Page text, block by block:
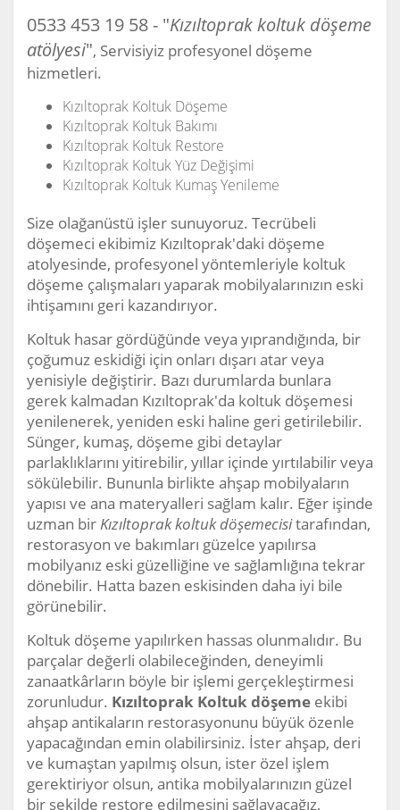
0533 453 19 58 - "Kızıltoprak koltuk döşeme
atölyesi", Servisiyiz profesyonel döşeme
hizmetleri.
Kızıltoprak Koltuk Döşeme
Kızıltoprak Koltuk Bakımı
Kızıltoprak Koltuk Restore
Kızıltoprak Koltuk Yüz Değişimi
Kızıltoprak Koltuk Kumaş Yenileme
Size olağanüstü işler sunuyoruz. Tecrübeli
döşemeci ekibimiz Kızıltoprak'daki döşeme
atolyesinde, profesyonel yöntemleriyle koltuk
döşeme çalışmaları yaparak mobilyalarınızın eski
ihtişamını geri kazandırıyor.
Koltuk hasar gördüğünde veya yıprandığında, bir
çoğumuz eskidiği için onları dışarı atar veya
yenisiyle değiştirir. Bazı durumlarda bunlara
gerek kalmadan Kızıltoprak'da koltuk döşemesi
yenilenerek, yeniden eski haline geri getirilebilir.
Sünger, kumaş, döşeme gibi detaylar
parlaklıklarını yitirebilir, yıllar içinde yırtılabilir veya
sökülebilir. Bununla birlikte ahşap mobilyaların
yapısı ve ana materyalleri sağlam kalır. Eğer işinde
uzman birKızıltoprak koltuk döşemecisitarafından,
restorasyon ve bakımları güzelce yapılırsa
mobilyanız eski güzelliğine ve sağlamlığına tekrar
dönebilir. Hatta bazen eskisinden daha iyi bile
görünebilir.
Koltuk döşeme yapılırken hassas olunmalıdır. Bu
parçalar değerli olabileceğinden, deneyimli
zanaatkârların böyle bir işlemi gerçekleştirmesi
zorunludur. Kızıltoprak Koltuk döşeme ekibi
ahşap antikaların restorasyonunu büyük özenle
yapacağından emin olabilirsiniz. İster ahşap, deri
ve kumaştan yapılmış olsun, ister özel işlem
gerektiriyor olsun, antika mobilyalarınızın güzel
bir şekilde restore edilmesini sağlayacağız,